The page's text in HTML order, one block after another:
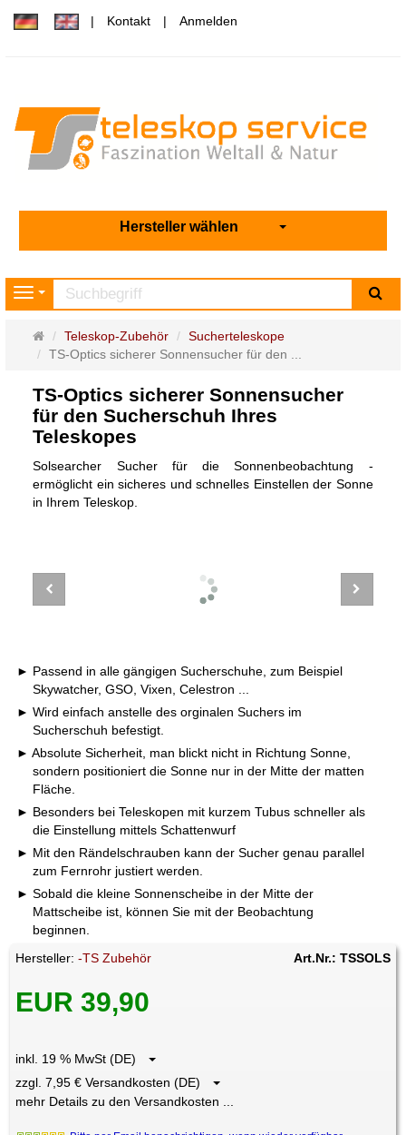
Kontakt Anmelden
Hersteller wählen
Navigation
Startseite
Teleskop-Zubehör
Sucherteleskope
TS-Optics sicherer Sonnensucher für den ...
TS-Optics sicherer Sonnensucher
für den Sucherschuh Ihres
Teleskopes
Solsearcher Sucher für die Sonnenbeobachtung -
ermöglicht ein sicheres und schnelles Einstellen der Sonne
in Ihrem Teleskop.
Passend in alle gängigen Sucherschuhe, zum Beispiel
Skywatcher, GSO, Vixen, Celestron ...
Wird einfach anstelle des orginalen Suchers im
Sucherschuh befestigt.
Absolute Sicherheit, man blickt nicht in Richtung Sonne,
sondern positioniert die Sonne nur in der Mitte der matten
Fläche.
Besonders bei Teleskopen mit kurzem Tubus schneller als
die Einstellung mittels Schattenwurf
Mit den Rändelschrauben kann der Sucher genau parallel
zum Fernrohr justiert werden.
Sobald die kleine Sonnenscheibe in der Mitte der
Mattscheibe ist, können Sie mit der Beobachtung
beginnen.
Hersteller:-TS Zubehör Art.Nr.: TSSOLS
EUR 39,90
inkl. 19 % MwSt (DE)
zzgl. 7,95 € Versandkosten (DE)
mehr Details zu den Versandkosten ...